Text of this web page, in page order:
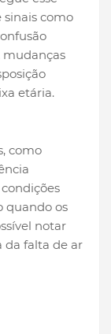
sinais como
mudanças
etária.
como
quando os
notar
da falta de ar